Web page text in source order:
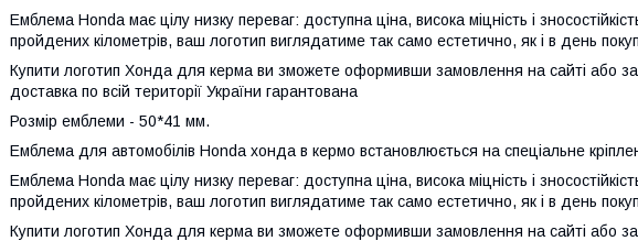
Емблема Honda має цілу низку переваг: доступна ціна, висока міцність і
пройдених кілометрів, ваш логотип виглядатиме так само естетично, як і в день
Купити логотип Хонда для керма ви зможете оформивши замовлення на сайті або
доставка по всій території України гарантована
Розмір емблеми - 50*41 мм.
Емблема для автомобілів Honda хонда в кермо встановлюється на спеціальне
Емблема Honda має цілу низку переваг: доступна ціна, висока міцність і
пройдених кілометрів, ваш логотип виглядатиме так само естетично, як і в день
Купити логотип Хонда для керма ви зможете оформивши замовлення на сайті або